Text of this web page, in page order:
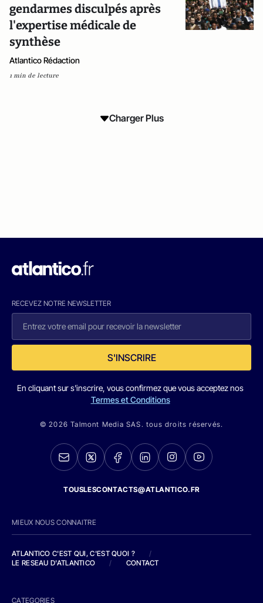
gendarmes disculpés après
l'expertise médicale de
synthèse
Atlantico Rédaction
1 min de lecture
Charger Plus
RECEVEZ NOTRE NEWSLETTER
S'INSCRIRE
En cliquant sur s'inscrire, vous confirmez que vous acceptez nos
Termes et Conditions
© 2026 Talmont Media SAS. tous droits réservés.
TOUSLESCONTACTS@ATLANTICO.FR
MIEUX NOUS CONNAITRE
ATLANTICO C'EST QUI, C'EST QUOI ?
/
LE RESEAU D'ATLANTICO
/ CONTACT
CATEGORIES